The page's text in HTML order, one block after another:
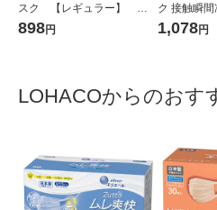
スク 【レギュラー】 ホ
ワイト プリーツ型 3層
898円
ク 接触瞬
い ふつう
ージュ×ピ
1,078円
LOHACOからのおす